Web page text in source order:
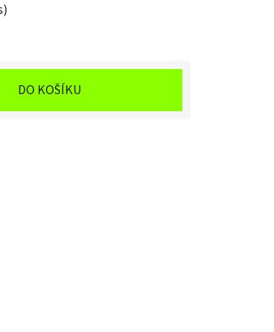
DO KOŠÍKU